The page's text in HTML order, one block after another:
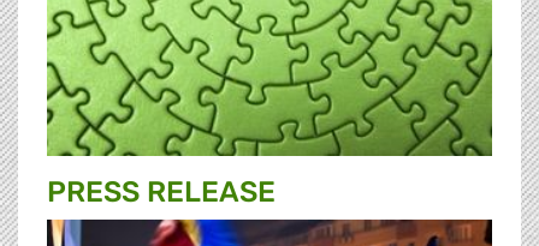
PRESS RELEASE